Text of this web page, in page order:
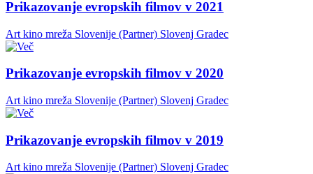
Prikazovanje evropskih filmov v 2021
Art kino mreža Slovenije (Partner) Slovenj Gradec
Prikazovanje evropskih filmov v 2020
Art kino mreža Slovenije (Partner) Slovenj Gradec
Prikazovanje evropskih filmov v 2019
Art kino mreža Slovenije (Partner) Slovenj Gradec